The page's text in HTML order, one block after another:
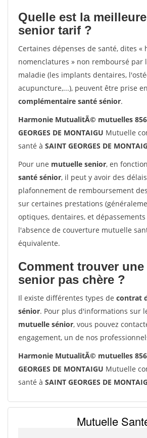
Quelle est la
senior tarif ?
Certaines dépenses de santé, dites «
nomenclatures » non remboursé par
maladie (les implants dentaires,
acupuncture,...), peuvent être prise
complémentaire santé sénior.
Harmonie MutualitÃ© mutuelles
GEORGES DE MONTAIGU Mutuelle
santé à SAINT GEORGES DE
Pour une mutuelle senior, en
santé sénior, il peut y avoir des
plafonnement de remboursement
sur certaines prestations
optiques, dentaires, et
l'absence de couverture mutuelle
équivalente.
Comment trouver
senior pas chère ?
Il existe différentes types de contrat
sénior. Pour plus d'informations sur
mutuelle sénior, vous pouvez
engagement, un de nos
Harmonie MutualitÃ© mutuelles
GEORGES DE MONTAIGU Mutuelle
santé à SAINT GEORGES DE